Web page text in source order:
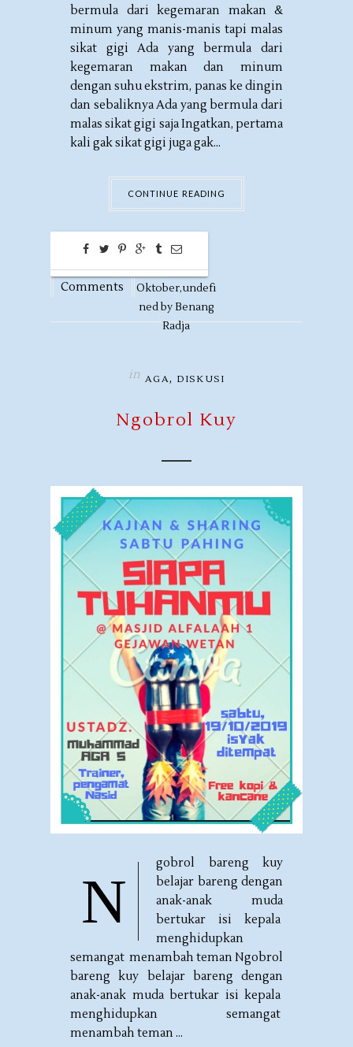
bermula dari kegemaran makan &
minum yang manis-manis tapi malas
sikat gigi Ada yang bermula dari
kegemaran makan dan minum
dengan suhu ekstrim, panas ke dingin
dan sebaliknya Ada yang bermula dari
malas sikat gigi saja Ingatkan, pertama
kali gak sikat gigi juga gak...
CONTINUE READING
0
Comments
31
Oktober,undefi
ned byBenang
Radja
in AGA, DISKUSI
Ngobrol Kuy
N
gobrol bareng kuy
belajar bareng dengan
anak-anak muda
bertukar isi kepala
menghidupkan
semangat menambah teman Ngobrol
bareng kuy belajar bareng dengan
anak-anak muda bertukar isi kepala
menghidupkan semangat
menambah teman ...